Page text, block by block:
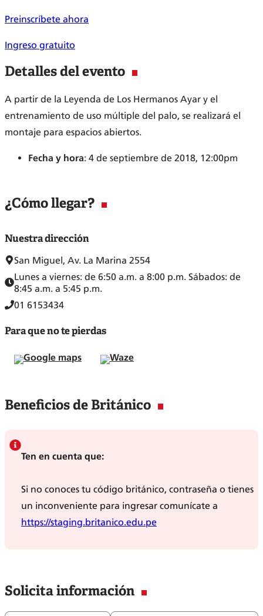
Preinscríbete ahora
Ingreso gratuito
Detalles del evento
A partir de la Leyenda de Los Hermanos Ayar y el
entrenamiento de uso múltiple del palo, se realizará el
montaje para espacios abiertos.
Fecha y hora: 4 de septiembre de 2018, 12:00pm
¿Cómo llegar?
Nuestra dirección
San Miguel, Av. La Marina 2554
Lunes a viernes: de 6:50 a.m. a 8:00 p.m. Sábados: de
8:45 a.m. a 5:45 p.m.
01 6153434
Para que no te pierdas
Google maps Waze
Beneficios de Británico
Ten en cuenta que:
Si no conoces tu código británico, contraseña o tienes
un inconveniente para ingresar comunícate a
https://staging.britanico.edu.pe
Solicita información